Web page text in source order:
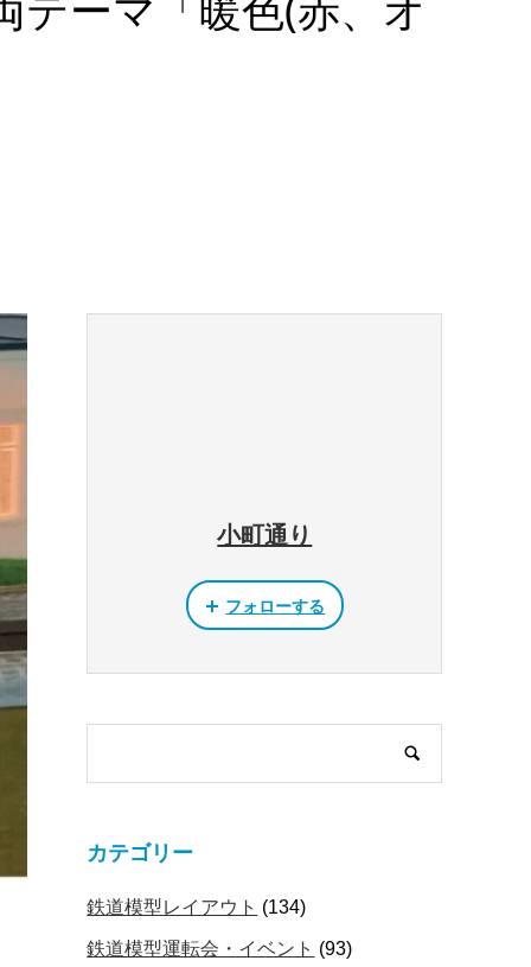
小町通り
フォローする
カテゴリー
鉄道模型レイアウト (134)
鉄道模型運転会・イベント (93)